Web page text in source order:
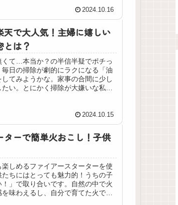
通園やお出かけ時に、子供たちは自
くれる。楽天で簡単に購入できる
アイテムとしてぜひチェックして
2024.10.16
天で大人気！主婦に嬉しい
とは？
くて…本当か？の半信半疑でポチっ
日の掃除が劇的にラクになる「油
てみようかな。家事の合間に少し
い。とにかく掃除が大嫌いな私。
スのレビューをしていきます！
2024.10.15
ターで簡単火おこし！子供
しめるファイアースターターを使
ちにはとっても魅力的！うちの子
」で取り合いです。自然の中で火
味わえるし、自分で育てた火でキ